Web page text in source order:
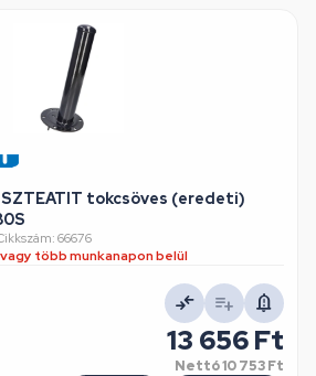
tokcsöves (eredeti)
66676
több munkanapon belül
13 656 Ft
Nettó10 753 Ft